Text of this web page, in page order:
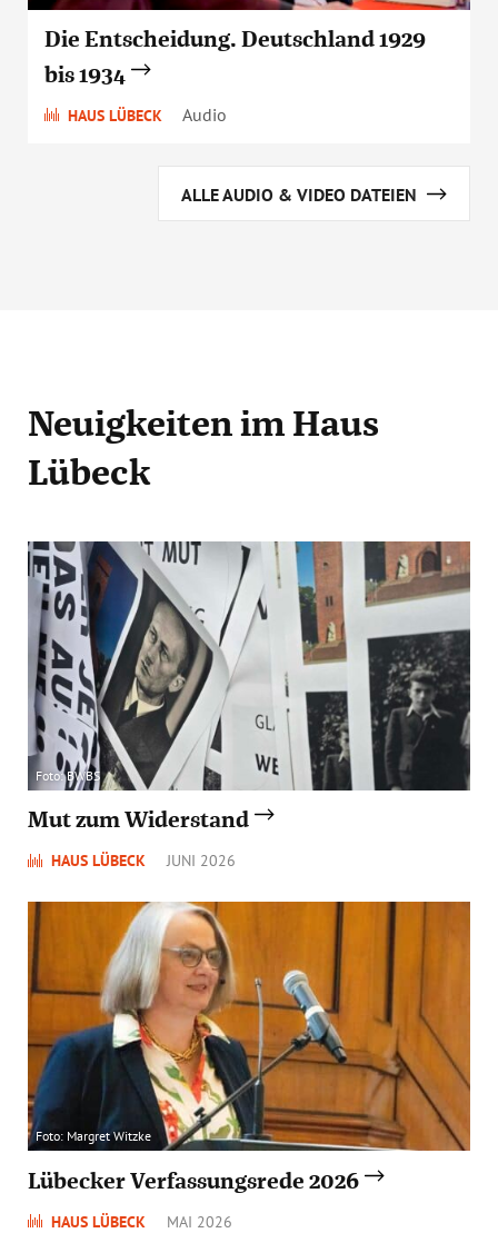
Die Entscheidung. Deutschland 1929
bis 1934
HAUS LÜBECK Audio
ALLE AUDIO & VIDEO DATEIEN
Neuigkeitenim Haus
Lübeck
Foto: BWBS
Mut zum Widerstand
HAUS LÜBECK JUNI 2026
Foto: Margret Witzke
Lübecker Verfassungsrede 2026
HAUS LÜBECK MAI 2026